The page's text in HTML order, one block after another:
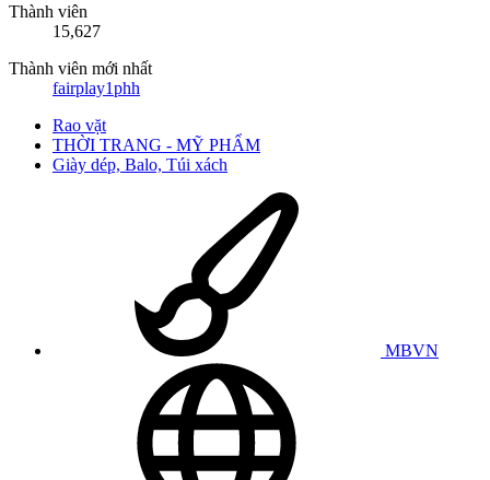
Thành viên
15,627
Thành viên mới nhất
fairplay1phh
Rao vặt
THỜI TRANG - MỸ PHẨM
Giày dép, Balo, Túi xách
MBVN